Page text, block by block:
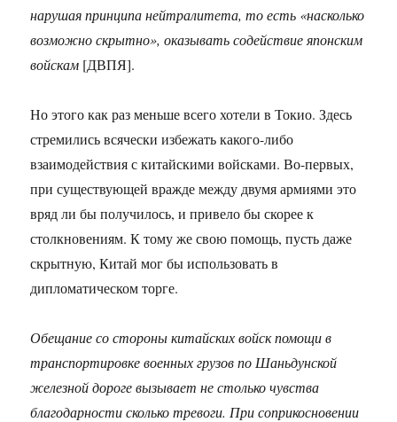
нарушая принципа нейтралитета, то есть «насколько
возможно скрытно», оказывать содействие японским
войскам [ДВПЯ].
Но этого как раз меньше всего хотели в Токио. Здесь
стремились всячески избежать какого-либо
взаимодействия с китайскими войсками. Во-первых,
при существующей вражде между двумя армиями это
вряд ли бы получилось, и привело бы скорее к
столкновениям. К тому же свою помощь, пусть даже
скрытную, Китай мог бы использовать в
дипломатическом торге.
Обещание со стороны китайских войск помощи в
транспортировке военных грузов по Шаньдунской
железной дороге вызывает не столько чувства
благодарности сколько тревоги. При соприкосновении